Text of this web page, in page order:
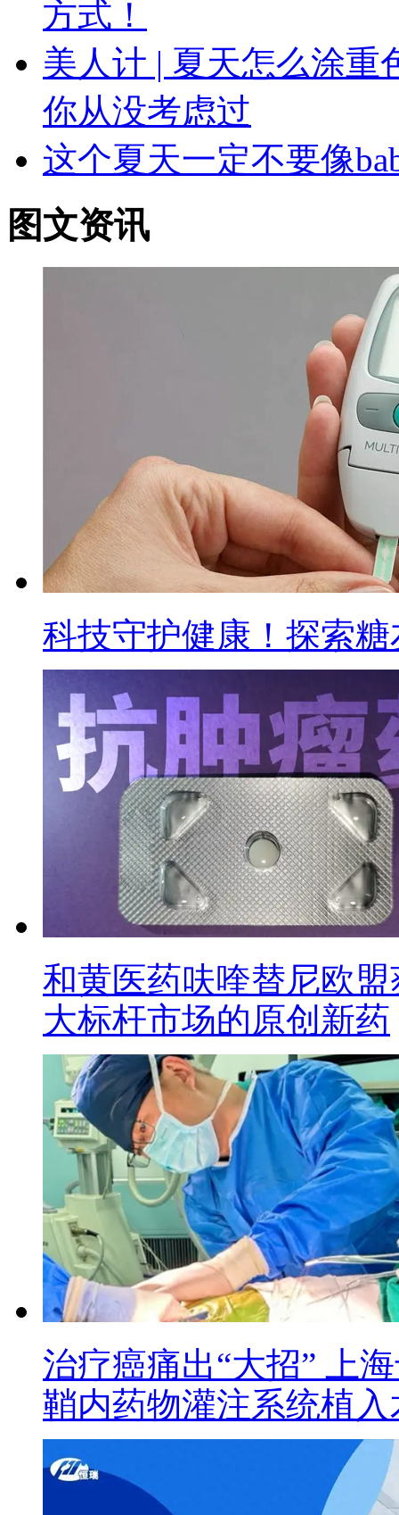
方式！
美人计 | 夏天怎么涂重
你从没考虑过
这个夏天一定不要像
图文资讯
科技守护健康！探索
和黄医药呋喹替尼欧
大标杆市场的原创新药
治疗癌痛出“大招” 上
鞘内药物灌注系统植入